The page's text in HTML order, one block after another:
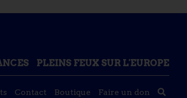
PLEINS FEUX SUR L'EUROPE
Contact Boutique Faire un don